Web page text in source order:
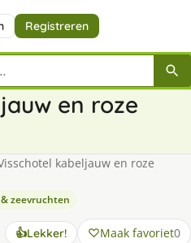
Registreren
en roze
kabeljauw en roze
& zeevruchten
👍Lekker! Maak favoriet0